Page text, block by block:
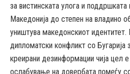
за вистинската улога и
Македонија до степен на владино
уништува македонскиот
дипломатски конфликт со Бугарија
креирани дезинформации чија цел
ослабување на довербата помеѓу